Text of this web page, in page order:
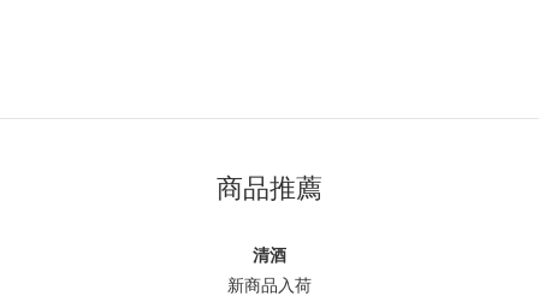
商品推薦
清酒
新商品入荷